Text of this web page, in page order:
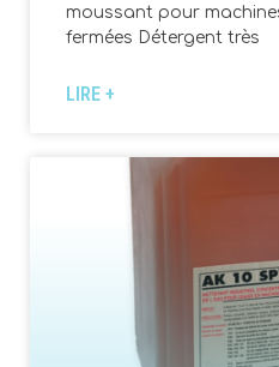
moussant pour
fermées Détergent très
LIRE +